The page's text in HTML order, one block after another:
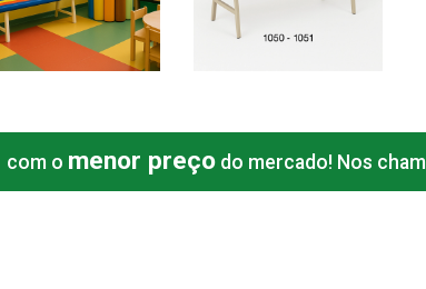
com o menor preçodo mercado! Nos